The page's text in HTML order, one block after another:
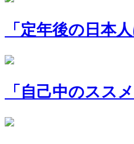
「定年後の日本
「自己中のスス